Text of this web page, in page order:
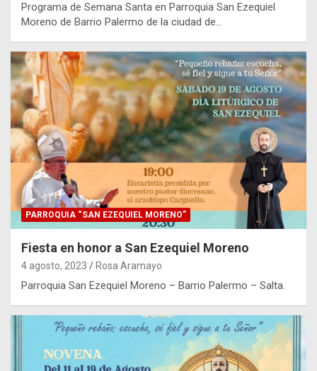
Programa de Semana Santa en Parroquia San Ezequiel
Moreno de Barrio Palermo de la ciudad de…
PARROQUIA “SAN EZEQUIEL MORENO”
Fiesta en honor a San Ezequiel Moreno
4 agosto, 2023 Rosa Aramayo
Parroquia San Ezequiel Moreno – Barrio Palermo – Salta.